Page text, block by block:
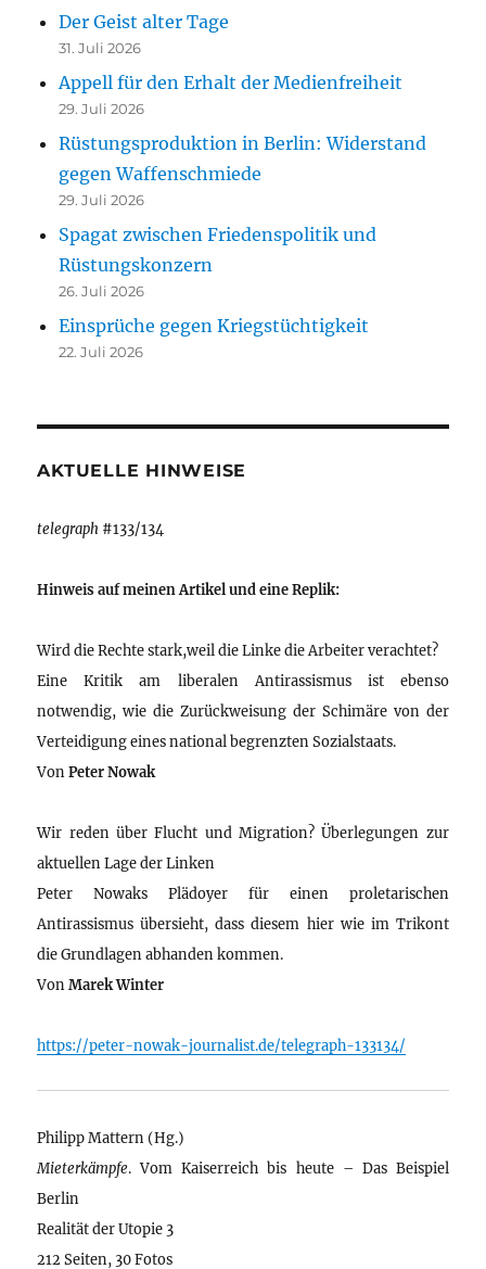
Der Geist alter Tage
31. Juli 2026
Appell für den Erhalt der Medienfreiheit
29. Juli 2026
Rüstungsproduktion in Berlin: Widerstand
gegen Waffenschmiede
29. Juli 2026
Spagat zwischen Friedenspolitik und
Rüstungskonzern
26. Juli 2026
Einsprüche gegen Kriegstüchtigkeit
22. Juli 2026
AKTUELLE HINWEISE
telegraph #133/134
Hinweis auf meinen Artikel und eine Replik:
Wird die Rechte stark,weil die Linke die Arbeiter verachtet?
Eine Kritik am liberalen Antirassismus ist ebenso
notwendig, wie die Zurückweisung der Schimäre von der
Verteidigung eines national begrenzten Sozialstaats.
VonPeter Nowak
Wir reden über Flucht und Migration? Überlegungen zur
aktuellen Lage der Linken
Peter Nowaks Plädoyer für einen proletarischen
Antirassismus übersieht, dass diesem hier wie im Trikont
die Grundlagen abhanden kommen.
VonMarek Winter
https://peter-nowak-journalist.de/telegraph-133134/
Philipp Mattern (Hg.)
Mieterkämpfe. Vom Kaiserreich bis heute – Das Beispiel
Berlin
Realität der Utopie 3
212 Seiten, 30 Fotos